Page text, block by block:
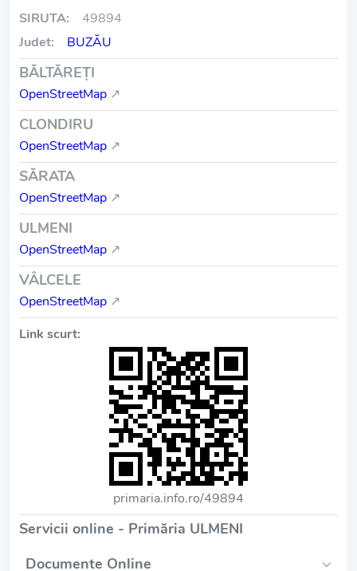
SIRUTA:
49894
Judet:
BUZĂU
BĂLTĂREŢI
OpenStreetMap ↗
CLONDIRU
OpenStreetMap ↗
SĂRATA
OpenStreetMap ↗
ULMENI
OpenStreetMap ↗
VÂLCELE
OpenStreetMap ↗
Link scurt:
primaria.info.ro/49894
Servicii online - Primăria ULMENI
Documente Online